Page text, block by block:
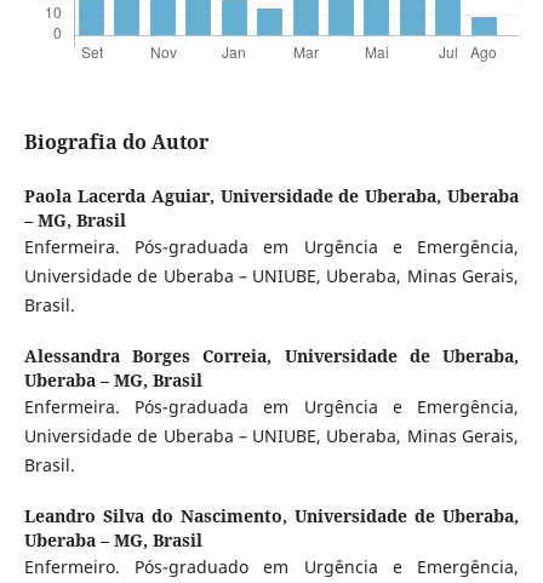
Biografia do Autor
Paola Lacerda Aguiar, Universidade de Uberaba, Uberaba
– MG, Brasil
Enfermeira. Pós-graduada em Urgência e Emergência,
Universidade de Uberaba – UNIUBE, Uberaba, Minas Gerais,
Brasil.
Alessandra Borges Correia, Universidade de Uberaba,
Uberaba – MG, Brasil
Enfermeira. Pós-graduada em Urgência e Emergência,
Universidade de Uberaba – UNIUBE, Uberaba, Minas Gerais,
Brasil.
Leandro Silva do Nascimento,Universidade de Uberaba,
Uberaba – MG, Brasil
Enfermeiro. Pós-graduado em Urgência e Emergência,